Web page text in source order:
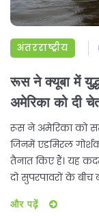
अंतरराष्ट्रीय
रूस ने क्यूबा में
अमेरिका को दी
रूस ने अमेरिका को
जिनमें एडमिरल
तैनात किए हैं। यह
दो सुपरपावरों के
और ओनिक्स एंटी-शिप
और पढ़ें